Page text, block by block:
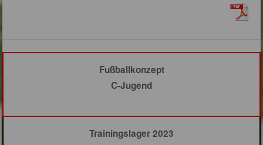
Fußballkonzept
C-Jugend
Trainingslager 2023